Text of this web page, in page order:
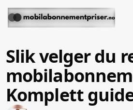
Slik velger du
Komplett